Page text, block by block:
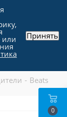
- Beats
0
или Принять